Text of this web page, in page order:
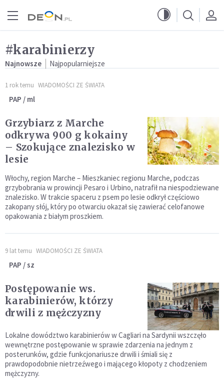
#karabinierzy
Najnowsze Najpopularniejsze
1 rok temu WIADOMOŚCI ZE ŚWIATA
PAP / ml
Grzybiarz z Marche
odkrywa 900 g kokainy
– Szokujące znalezisko w
lesie
Włochy, region Marche – Mieszkaniec regionu Marche, podczas
grzybobrania w prowincji Pesaro i Urbino, natrafił na niespodziewane
znalezisko. W trakcie spaceru z psem po lesie odkrył częściowo
zakopany słój, który po otwarciu okazał się zawierać celofanowe
opakowania z białym proszkiem.
9 lat temu WIADOMOŚCI ZE ŚWIATA
PAP / sz
Postępowanie ws.
karabinierów, którzy
drwili z mężczyzny
Lokalne dowództwo karabinierów w Cagliari na Sardynii wszczęło
wewnętrzne postępowanie w sprawie zdarzenia na jednym z
posterunków, gdzie funkcjonariusze drwili i śmiali się z
prawdopodobnie nietrzeźwego i mającego kłopoty z chodzeniem
mężczyzny.